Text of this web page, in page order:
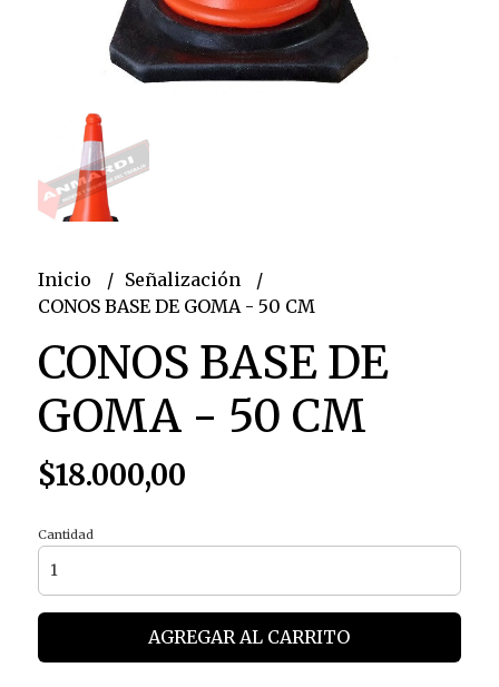
Inicio
Señalización
CONOS BASE DE GOMA - 50 CM
CONOS BASE DE
GOMA - 50 CM
$18.000,00
Cantidad
AGREGAR AL CARRITO